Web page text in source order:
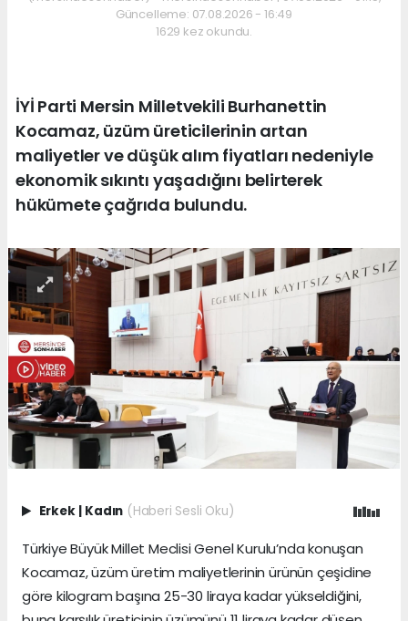
Güncelleme: 07.08.2026 - 16:49
1629 kez okundu.
İYİ Parti Mersin Milletvekili Burhanettin
Kocamaz, üzüm üreticilerinin artan
maliyetler ve düşük alım fiyatları nedeniyle
ekonomik sıkıntı yaşadığını belirterek
hükümete çağrıda bulundu.
Erkek | Kadın (Haberi Sesli Oku)
Türkiye Büyük Millet Meclisi Genel Kurulu’nda konuşan
Kocamaz, üzüm üretim maliyetlerinin ürünün çeşidine
göre kilogram başına 25-30 liraya kadar yükseldiğini,